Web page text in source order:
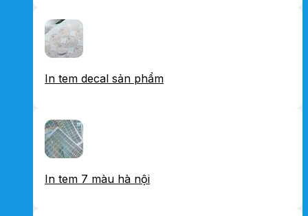
In tem decal sản phẩm
In tem 7 màu hà nội